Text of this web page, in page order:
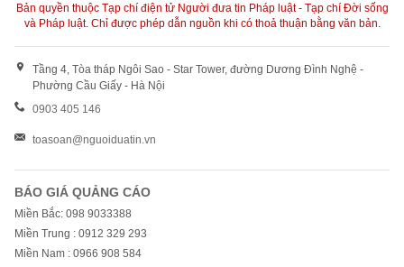
Bản quyền thuộc Tạp chí điện tử Người đưa tin Pháp luật - Tạp chí Đời sống
và Pháp luật. Chỉ được phép dẫn nguồn khi có thoả thuận bằng văn bản.
Tầng 4, Tòa tháp Ngôi Sao - Star Tower, đường Dương Đình Nghệ -
Phường Cầu Giấy - Hà Nội
0903 405 146
toasoan@nguoiduatin.vn
BÁO GIÁ QUẢNG CÁO
Miền Bắc: 098 9033388
Miền Trung : 0912 329 293
Miền Nam : 0966 908 584